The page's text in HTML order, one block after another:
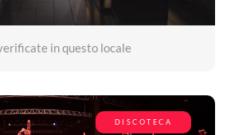
in questo locale
DISCOTECA